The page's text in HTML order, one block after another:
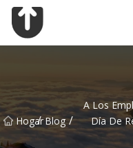
Hogar
/ Blog /
A Los
Día De